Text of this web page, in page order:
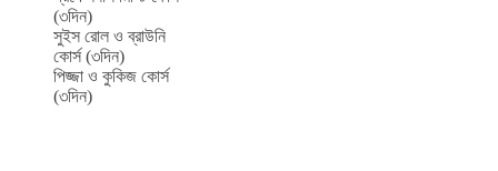
(৩দিন)
সুইস রোল ও ব্রাউনি
কোর্স (৩দিন)
পিজ্জা ও কুকিজ কোর্স
(৩দিন)